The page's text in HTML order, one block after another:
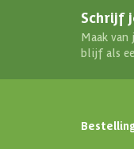
Schrijf
Maak
blijf als